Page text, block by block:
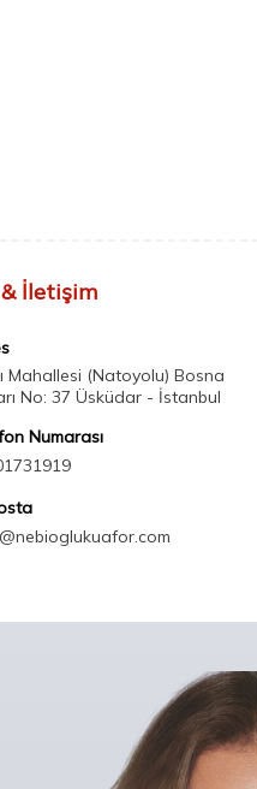
İletişim
Mahallesi (Natoyolu) Bosna
No: 37 Üsküdar - İstanbul
Numarası